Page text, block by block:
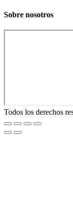
Sobre nosotros
Todos los derechos